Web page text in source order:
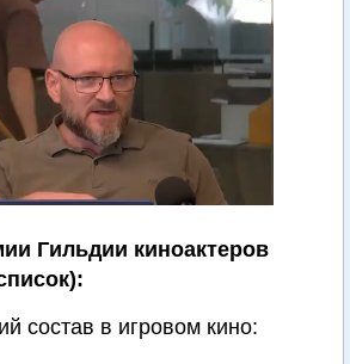
Гильдии киноактеров
состав в игровом кино: